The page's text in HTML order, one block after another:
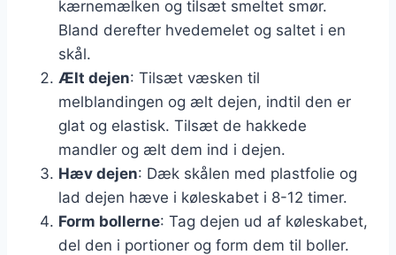
kærnemælken og tilsæt smeltet smør.
Bland derefter hvedemelet og saltet i en
skål.
Ælt dejen: Tilsæt væsken til
melblandingen og ælt dejen, indtil den er
glat og elastisk. Tilsæt de hakkede
mandler og ælt dem ind i dejen.
Hæv dejen: Dæk skålen med plastfolie og
lad dejen hæve i køleskabet i 8-12 timer.
Form bollerne: Tag dejen ud af køleskabet,
del den i portioner og form dem til boller.